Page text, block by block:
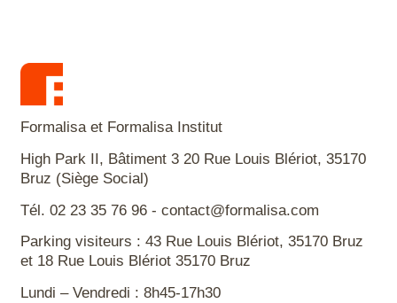
Formalisa et Formalisa Institut
High Park II, Bâtiment 3 20 Rue Louis Blériot, 35170
Bruz (Siège Social)
Tél. 02 23 35 76 96 - contact@formalisa.com
Parking visiteurs : 43 Rue Louis Blériot, 35170 Bruz
et 18 Rue Louis Blériot 35170 Bruz
Lundi – Vendredi : 8h45-17h30